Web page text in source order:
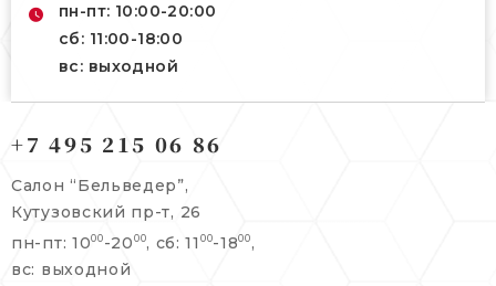
пн-пт: 10:00-20:00
сб: 11:00-18:00
вс: выходной
121165, г. Москва,Кутузовский пр-т, 26
+7 495 215 06 86
info@belveder-e.ru
121165, г. Москва,
+7 495 477 45 43
info@belveder-e.ru
+7 495 215 06 86
Салон “Бельведер”,
Кутузовский пр-т, 26
пн-пт: 1000 -20 00, сб: 11 00-1800 ,
вс: выходной